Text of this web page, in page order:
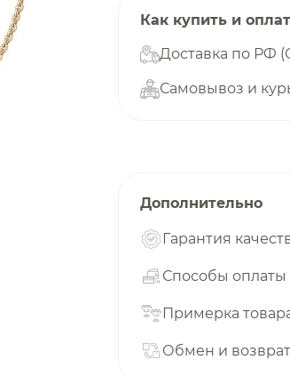
Как купить и
Доставка по РФ
Самовывоз и
Дополнительно
Гарантия
Способы оплаты
Примерка
Обмен и возврат
товары в корзину
сегодня только
любого банка
каждые 2 недели